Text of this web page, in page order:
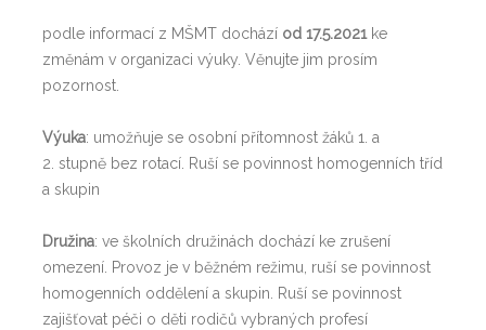
podle informací z MŠMT dochází od 17.5.2021 ke
změnám v organizaci výuky. Věnujte jim prosím
pozornost.
Výuka: umožňuje se osobní přítomnost žáků 1. a
2. stupně bez rotací. Ruší se povinnost homogenních tříd
a skupin
Družina: ve školních družinách dochází ke zrušení
omezení. Provoz je v běžném režimu, ruší se povinnost
homogenních oddělení a skupin. Ruší se povinnost
zajišťovat péči o děti rodičů vybraných profesí